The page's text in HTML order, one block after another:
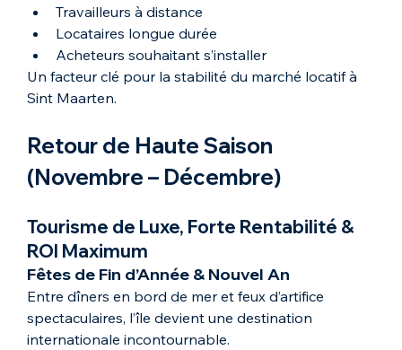
Travailleurs à distance
Locataires longue durée
Acheteurs souhaitant s’installer
Un facteur clé pour la stabilité du marché locatif à
Sint Maarten.
Retour de Haute Saison
(Novembre – Décembre)
Tourisme de Luxe, Forte Rentabilité &
ROI Maximum
Fêtes de Fin d’Année & Nouvel An
Entre dîners en bord de mer et feux d’artifice
spectaculaires, l’île devient une destination
internationale incontournable.